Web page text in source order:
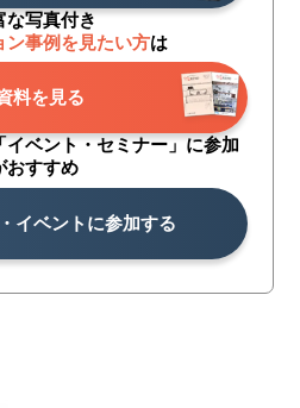
な写真付き
ン事例を見たい方は
料を見る
イベント・セミナー」に参加
おすすめ
イベントに参加する